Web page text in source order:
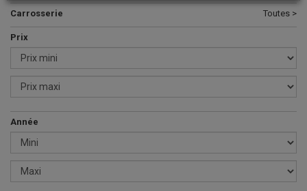
Carrosserie Toutes >
Prix
Année